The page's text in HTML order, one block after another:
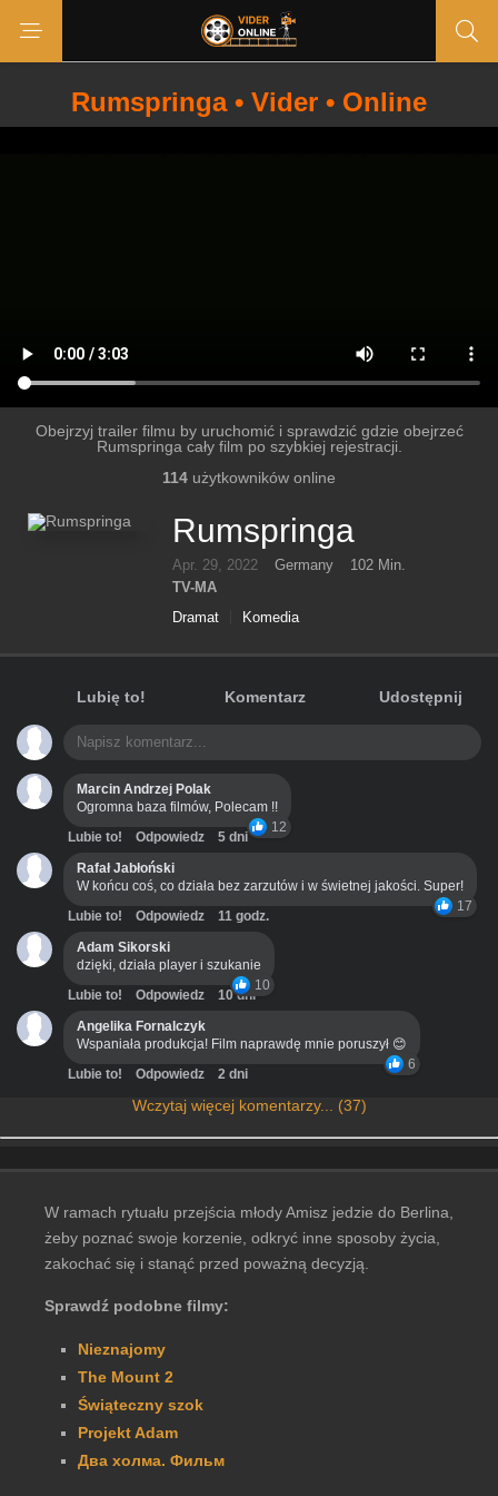
Rumspringa • Vider • Online
Obejrzyj trailer filmu by uruchomić i sprawdzić gdzie obejrzeć
Rumspringa cały film po szybkiej rejestracji.
114 użytkowników online
Rumspringa
Apr. 29, 2022 Germany
102 Min.
TV-MA
Dramat
Komedia
Lubię to! Komentarz Udostępnij
Marcin Andrzej Polak
Ogromna baza filmów, Polecam !!
12
Lubie to! Odpowiedz
5 dni
Rafał Jabłoński
W końcu coś, co działa bez zarzutów i w świetnej jakości. Super!
17
Lubie to! Odpowiedz
11 godz.
Adam Sikorski
dzięki, działa player i szukanie
10
Lubie to! Odpowiedz
10 dni
Angelika Fornalczyk
Wspaniała produkcja! Film naprawdę mnie poruszył 😊
6
Lubie to! Odpowiedz 2 dni
Wczytaj więcej komentarzy... (37)
W ramach rytuału przejścia młody Amisz jedzie do Berlina,
żeby poznać swoje korzenie, odkryć inne sposoby życia,
zakochać się i stanąć przed poważną decyzją.
Sprawdź podobne filmy:
Nieznajomy
The Mount 2
Świąteczny szok
Projekt Adam
Два холма. Фильм